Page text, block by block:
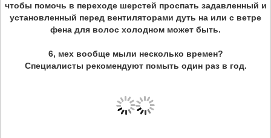
чтобы помочь в переходе шерстей проспать задавленный и
установленный перед вентиляторами дуть на или с ветре
фена для волос холодном может быть.
6, мех вообще мыли несколько времен?
Специалисты рекомендуют помыть один раз в год.